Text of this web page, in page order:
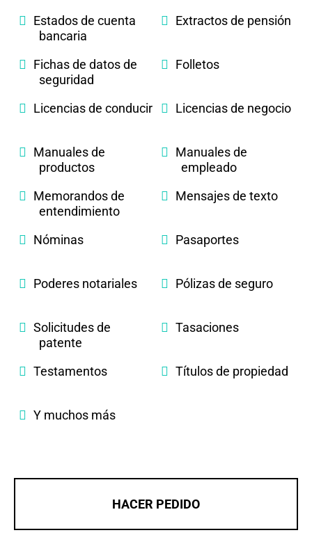
Estados de cuenta
bancaria
Extractos de pensión
Fichas de datos de
seguridad
Folletos
Licencias de conducir Licencias de negocio
Manuales de
productos
Manuales de
empleado
Memorandos de
entendimiento
Mensajes de texto
Nóminas Pasaportes
Poderes notariales Pólizas de seguro
Solicitudes de
patente
Tasaciones
Testamentos Títulos de propiedad
Y muchos más
HACER PEDIDO